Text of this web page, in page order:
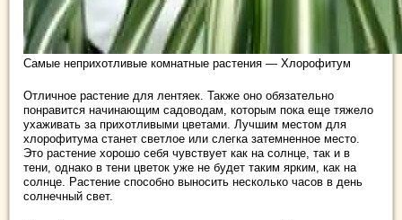
Самые неприхотливые комнатные растения — Хлорофитум
Отличное растение для лентяек. Также оно обязательно
понравится начинающим садоводам, которым пока еще тяжело
ухаживать за прихотливыми цветами. Лучшим местом для
хлорофитума станет светлое или слегка затемненное место.
Это растение хорошо себя чувствует как на солнце, так и в
тени, однако в тени цветок уже не будет таким ярким, как на
солнце. Растение способно выносить несколько часов в день
солнечный свет.